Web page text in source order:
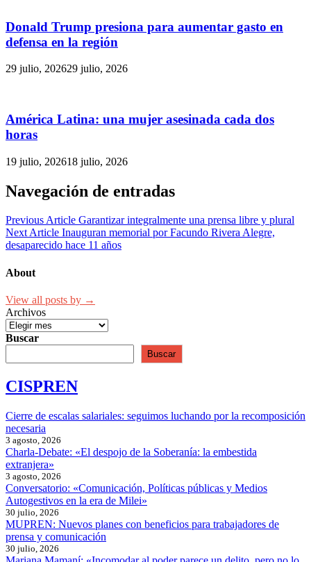
Donald Trump presiona para aumentar gasto en
defensa en la región
29 julio, 202629 julio, 2026
América Latina: una mujer asesinada cada dos
horas
19 julio, 202618 julio, 2026
Navegación de entradas
Previous Article Garantizar integralmente una prensa libre y plural
Next Article Inauguran memorial por Facundo Rivera Alegre,
desaparecido hace 11 años
About
View all posts by →
Archivos
Buscar
Buscar
CISPREN
Cierre de escalas salariales: seguimos luchando por la recomposición
necesaria
3 agosto, 2026
Charla-Debate: «El despojo de la Soberanía: la embestida
extranjera»
3 agosto, 2026
Conversatorio: «Comunicación, Políticas públicas y Medios
Autogestivos en la era de Milei»
30 julio, 2026
MUPREN: Nuevos planes con beneficios para trabajadores de
prensa y comunicación
30 julio, 2026